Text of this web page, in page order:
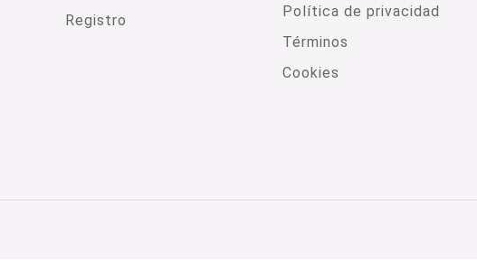
Registro
Política de privacidad
Términos
Cookies